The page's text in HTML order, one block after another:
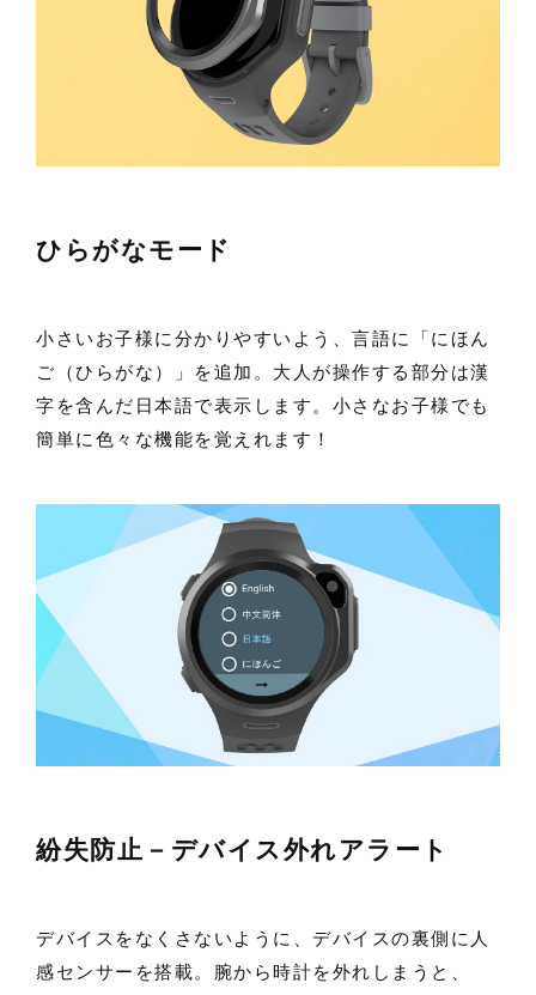
ひらがなモード
小さいお子様に分かりやすいよう、言語に「にほん
ご（ひらがな）」を追加。大人が操作する部分は漢
字を含んだ日本語で表示します。小さなお子様でも
簡単に色々な機能を覚えれます！
紛失防止－デバイス外れアラート
デバイスをなくさないように、デバイスの裏側に人
感センサーを搭載。腕から時計を外れしまうと、